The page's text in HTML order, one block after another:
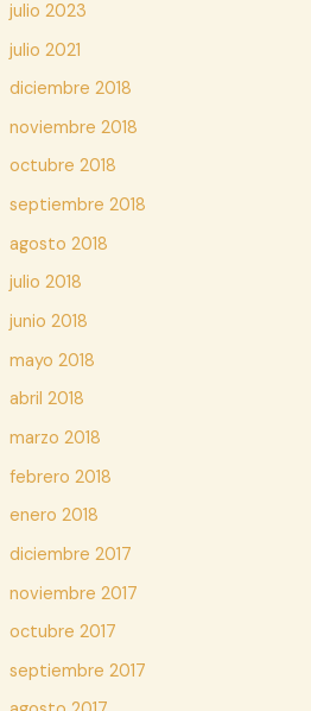
julio 2023
julio 2021
diciembre 2018
noviembre 2018
octubre 2018
septiembre 2018
agosto 2018
julio 2018
junio 2018
mayo 2018
abril 2018
marzo 2018
febrero 2018
enero 2018
diciembre 2017
noviembre 2017
octubre 2017
septiembre 2017